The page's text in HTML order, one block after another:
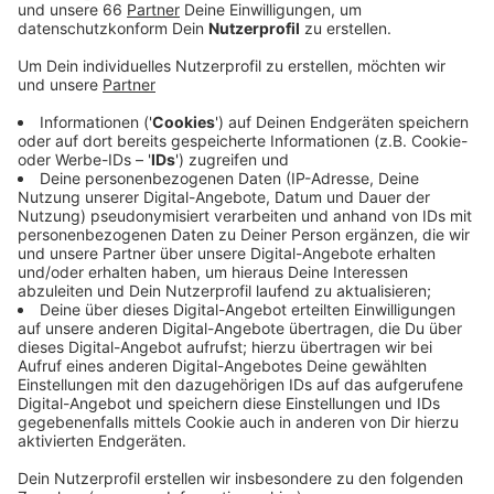
könnte es zu langen Staus kommen, denn der
Kennedydamm ist gesperrt.
Veröffentlicht:Freitag, 26.07.2019 05:28
Anzeige
Zwischen Danziger Straße und Kaiserswerther
Straße/Homberger Straße dürfen dieses Wochenende
keine Autos fahren. Die Sperrung dauert von heute
Abend um 21 Uhr bis Montagmorgen um 5 Uhr. Der
Kennedydamm muss gesperrt werden, weil dort eine
Brücke abgerissen wird. Die Fußgängerbrücke an der
Hans-Böckler-Straße ist inzwischen alt und stark
beschädigt, deswegen muss sie jetzt weg. Das kostet
rund 170.000 Euro. Fußgänger müssen deshalb ab
dann erstmal ein provisorischer Ersatz kommen. Eine